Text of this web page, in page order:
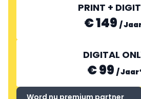
PRINT +
€ 149 /
DIGITAL
€ 99 /Jaar
Word nu premium partner